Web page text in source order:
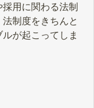
用に関わる法制
制度をきちんと
が起こってしま